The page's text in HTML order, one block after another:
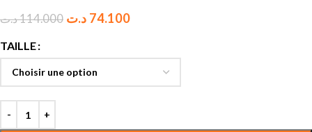
114.000د.ت 74.100 د.ت
TAILLE